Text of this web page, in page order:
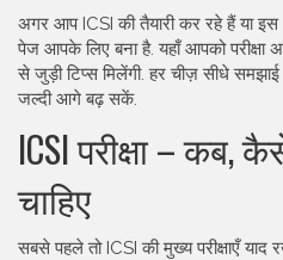
अगर आप ICSI की तैयारी कर रहे हैं या इस
पेज आपके लिए बना है. यहाँ आपको परीक्षा
से जुड़ी टिप्स मिलेंगी. हर चीज़ सीधे
जल्दी आगे बढ़ सकें.
ICSI परीक्षा – कब,
चाहिए
सबसे पहले तो ICSI की मुख्य परीक्षाएँ